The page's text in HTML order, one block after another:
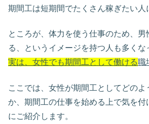
期間工は短期間でたくさん稼ぎたい人
ところが、体力を使う仕事のため、
る、というイメージを持つ人も多くな
実は、女性でも期間工として働ける職
ここでは、女性が期間工としてどのよ
か、期間工の仕事を始める上で気を付
にご紹介します。